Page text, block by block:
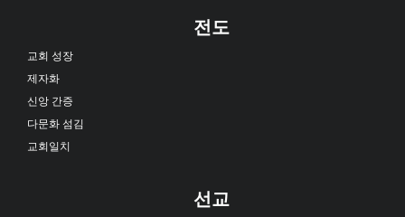
전도
교회 성장
제자화
신앙 간증
다문화 섬김
교회일치
선교